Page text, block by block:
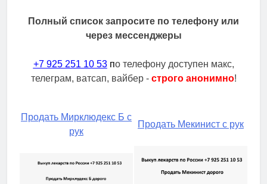
Полный список запросите по телефону или
через мессенджеры
+7 925 251 10 53по телефону доступен макс,
телеграм, ватсап, вайбер - строго анонимно!
Продать Мирклюдекс Б с
рук
Продать Мекинист с рук